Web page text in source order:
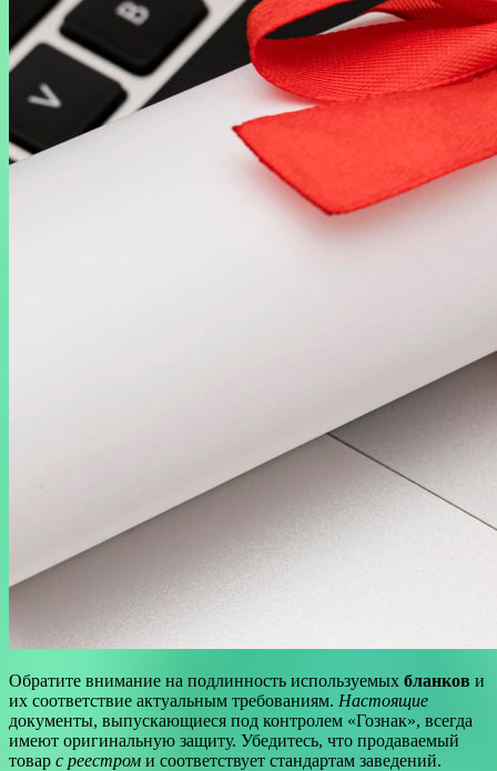
Обратите внимание на подлинность используемых бланков и
их соответствие актуальным требованиям. Настоящие
документы, выпускающиеся под контролем «Гознак», всегда
имеют оригинальную защиту. Убедитесь, что продаваемый
товар с реестром и соответствует стандартам заведений.